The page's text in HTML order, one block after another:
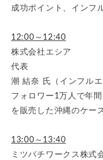
成功ポイント、インフ
12:00～12:40
株式会社エシア
代表
潮 結奈 氏（インフルエ
フォロワー1万人で年
を販売した沖縄のケー
13:00～13:40
ミツバチワークス株式